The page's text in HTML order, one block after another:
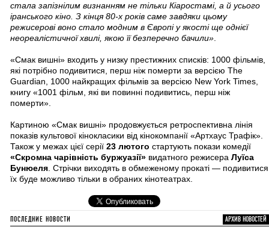
стала запізнілим визнанням не тільки Кіаростамі, а й усього
іранського кіно. З кінця 80-х років саме завдяки цьому
режисерові воно стало модним в Європі у якості ще однієї
неореалістичної хвилі, якою її безперечно бачили»
«Смак вишні» входить у низку престижних списків: 1000 фільмів,
які потрібно подивитися, перш ніж померти за версією The
Guardian, 1000 найкращих фільмів за версією New York Times,
книгу «1001 фільм, які ви повинні подивитись, перш ніж
померти».
Картиною «Смак вишні» продовжується ретроспективна лінія
показів культової кінокласики від кінокомпанії «Артхаус Трафік».
Також у межах цієї серії 23 лютого стартують покази комедії
«Скромна чарівність буржуазії» видатного режисера Луїса
Бунюеля . Стрічки виходять в обмеженому прокаті — подивитися
їх буде можливо тільки в обраних кінотеатрах.
ПОСЛЕДНИЕ НОВОСТИ АРХИВ НОВОСТЕЙ